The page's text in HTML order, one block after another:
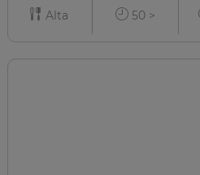
Alta 50 >